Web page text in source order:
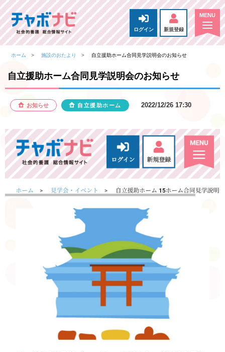
ログイン 新規登録
ホーム 施設のおたより 自立援助ホーム合同見学説明会のお知らせ
自立援助ホーム合同見学説明会のお知らせ
お知らせ 自立援助ホーム 2022/12/26 17:30